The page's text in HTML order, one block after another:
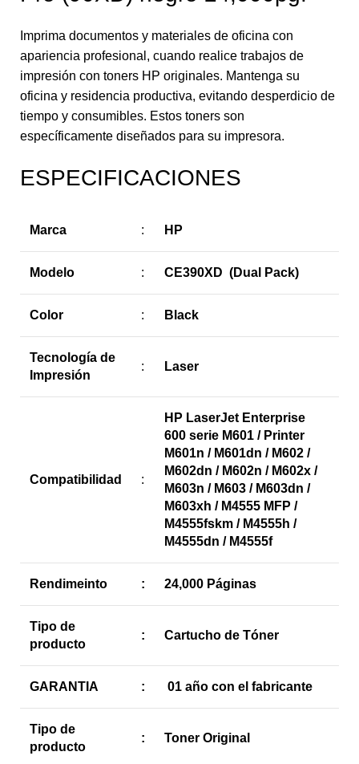
Imprima documentos y materiales de oficina con
apariencia profesional, cuando realice trabajos de
impresión con toners HP originales. Mantenga su
oficina y residencia productiva, evitando desperdicio de
tiempo y consumibles. Estos toners son
específicamente diseñados para su impresora.
ESPECIFICACIONES
Marca : HP
Modelo : CE390XD (Dual Pack)
Color : Black
Tecnología de
Impresión
: Laser
Compatibilidad :
HP LaserJet Enterprise
600 serie M601 / Printer
M601n / M601dn / M602 /
M602dn / M602n / M602x /
M603n / M603 / M603dn /
M603xh / M4555 MFP /
M4555fskm / M4555h /
M4555dn / M4555f
Rendimeinto : 24,000 Páginas
Tipo de
producto
: Cartucho de Tóner
GARANTIA : 01 año con el fabricante
Tipo de
producto
: Toner Original